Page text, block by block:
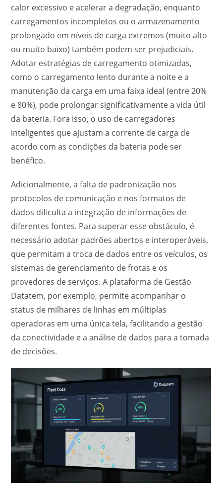
calor excessivo e acelerar a degradação, enquanto
carregamentos incompletos ou o armazenamento
prolongado em níveis de carga extremos (muito alto
ou muito baixo) também podem ser prejudiciais.
Adotar estratégias de carregamento otimizadas,
como o carregamento lento durante a noite e a
manutenção da carga em uma faixa ideal (entre 20%
e 80%), pode prolongar significativamente a vida útil
da bateria. Fora isso, o uso de carregadores
inteligentes que ajustam a corrente de carga de
acordo com as condições da bateria pode ser
benéfico.
Adicionalmente, a falta de padronização nos
protocolos de comunicação e nos formatos de
dados dificulta a integração de informações de
diferentes fontes. Para superar esse obstáculo, é
necessário adotar padrões abertos e interoperáveis,
que permitam a troca de dados entre os veículos, os
sistemas de gerenciamento de frotas e os
provedores de serviços. A plataforma de Gestão
Datatem, por exemplo, permite acompanhar o
status de milhares de linhas em múltiplas
operadoras em uma única tela, facilitando a gestão
da conectividade e a análise de dados para a tomada
de decisões.